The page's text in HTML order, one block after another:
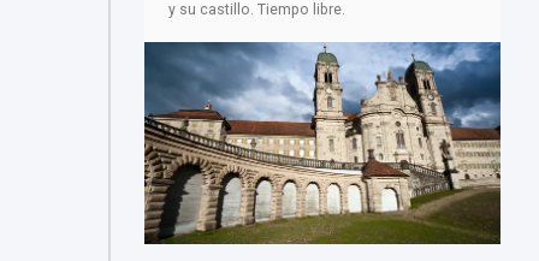
y su castillo. Tiempo libre.